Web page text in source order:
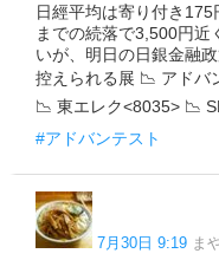
日經平均は寄り付き
までの続落で3,500円近
いが、明日の日銀金融
控えられる展 📉 アドバ
📉 東エレク<8035> 📉
#アドバンテスト
7月30日 9:19 ま